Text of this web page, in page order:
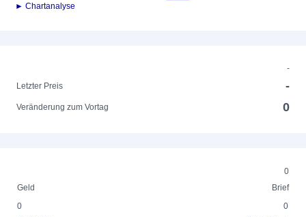
► Chartanalyse
-
Letzter Preis
-
Veränderung zum Vortag 0
0
Geld
Brief
0
0